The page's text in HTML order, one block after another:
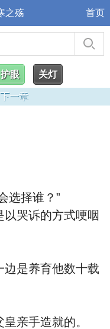
之殇 首页
护眼 关灯
下一章
选择谁？”
哭诉的方式哽咽
边是养育他数十载
亲手造就的。